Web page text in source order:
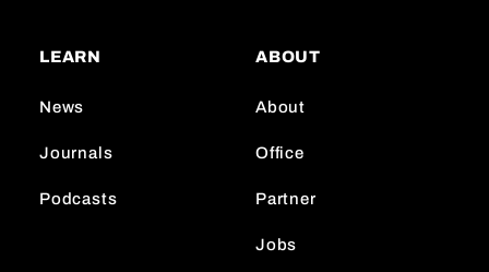
g
a
LEARN
News
Journals
Podcasts
ABOUT
About
Office
Partner
Jobs